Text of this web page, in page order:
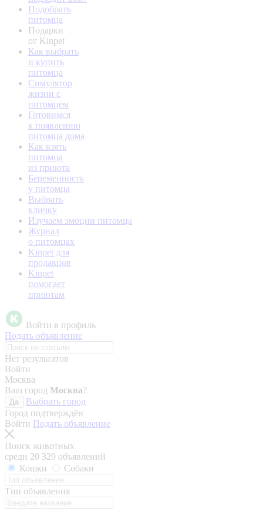
Подобрать
питомца
Подарки
от Kinpet
Как выбрать
и купить
питомца
Симулятор
жизни с
питомцем
Готовимся
к появлению
питомца дома
Как взять
питомца
из приюта
Беременность
у питомца
Выбрать
кличку
Изучаем эмоции питомца
Журнал
о питомцах
Kinpet для
продавцов
Kinpet
помогает
приютам
Войти в профиль
Подать объявление
Нет результатов
Войти
Москва
Ваш город Москва?
Да
Выбрать город
Город подтверждён
Войти Подать объявление
Поиск животных
среди 20 329 объявлений
Кошки
Собаки
Тип объявления